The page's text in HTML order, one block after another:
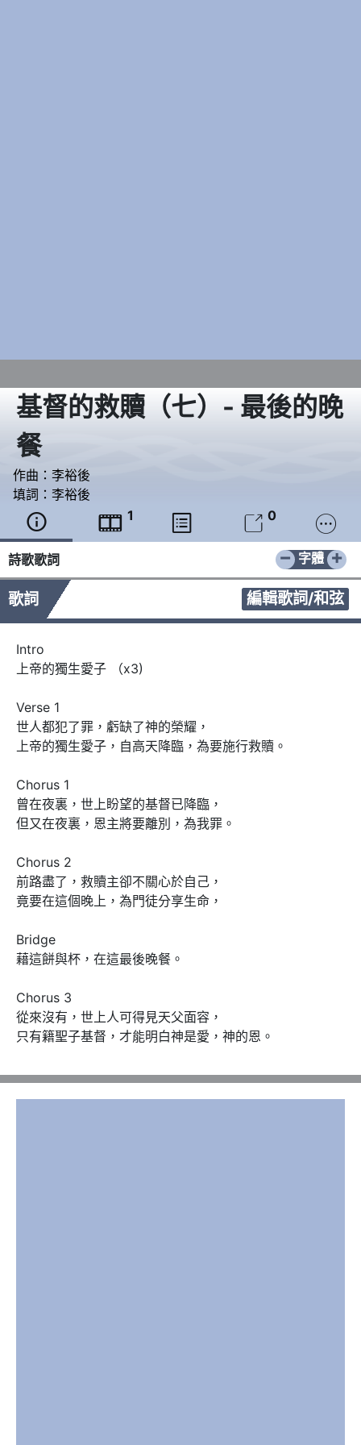
基督的救贖（七）- 最後的晚
餐
作曲： 李裕後
填詞： 李裕後
  1   0 
詩歌歌詞 − +
字體
歌詞 編輯歌詞/和弦
Intro
上帝的獨生愛子 （x3)
Verse 1
世人都犯了罪，虧缺了神的榮耀，
上帝的獨生愛子，自高天降臨，為要施行救贖。
Chorus 1
曾在夜裏，世上盼望的基督已降臨，
但又在夜裏，恩主將要離別，為我罪。
Chorus 2
前路盡了，救贖主卻不關心於自己，
竟要在這個晚上，為門徒分享生命，
Bridge
藉這餅與杯，在這最後晚餐。
Chorus 3
從來沒有，世上人可得見天父面容，
只有籍聖子基督，才能明白神是愛，神的恩。